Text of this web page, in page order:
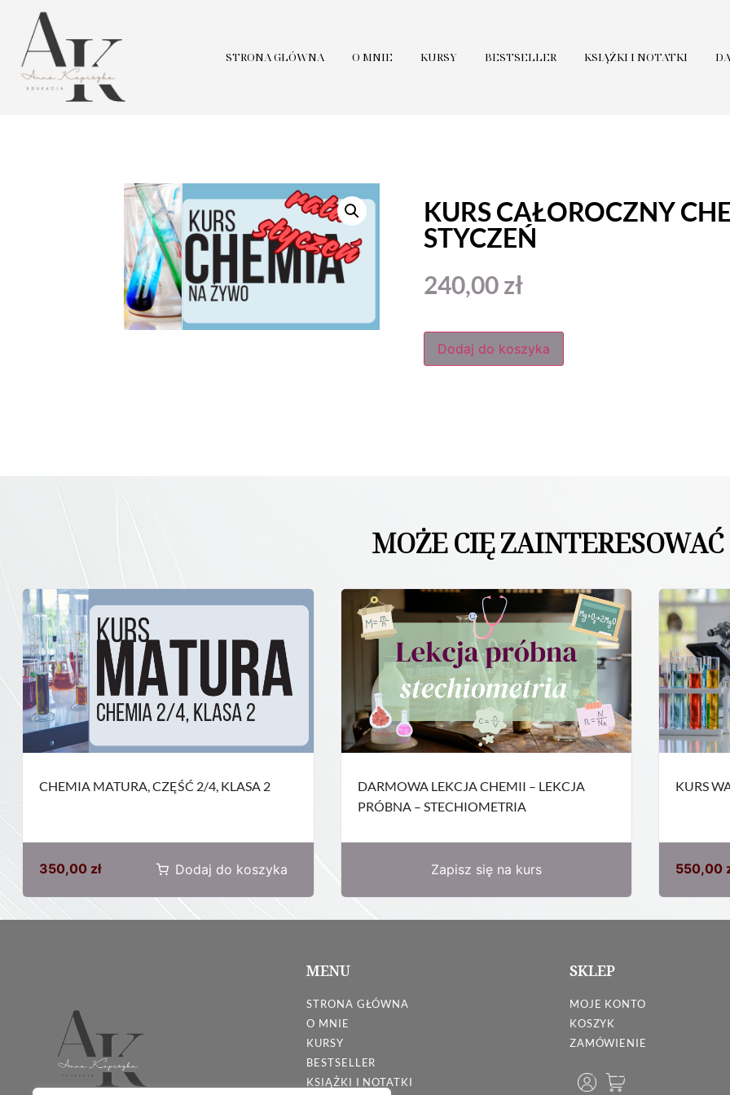
STRONA GŁÓWNA O MNIE KURSY BESTSELLER KSIĄŻKI I NOTATKI
KURS CAŁOROCZNY
STYCZEŃ
240,00 zł
Dodaj do koszyka
MOŻE CIĘ ZAINTERESOWAĆ
CHEMIA MATURA, CZĘŚĆ 2/4, KLASA 2
350,00 zł Dodaj do koszyka
DARMOWA LEKCJA CHEMII – LEKCJA
PRÓBNA – STECHIOMETRIA
Zapisz się na kurs
KURS
550,00
MENU
STRONA GŁÓWNA
O MNIE
KURSY
BESTSELLER
KSIĄŻKI I NOTATKI
SKLEP
MOJE KONTO
KOSZYK
ZAMÓWIENIE